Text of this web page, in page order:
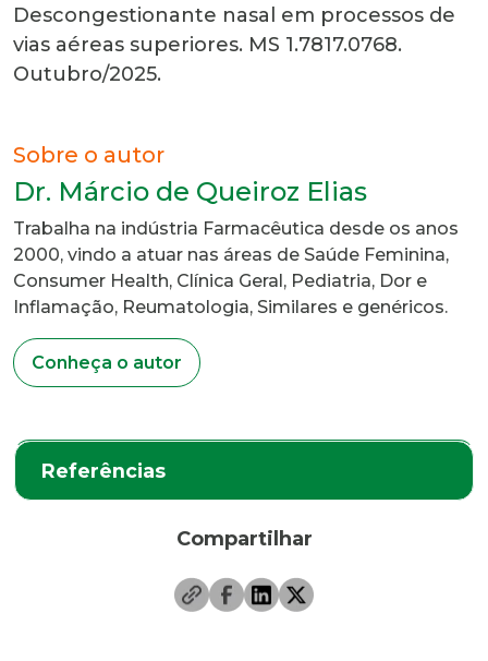
Descongestionante nasal em processos de
vias aéreas superiores. MS 1.7817.0768.
Outubro/2025.
Sobre o autor
Dr. Márcio de Queiroz Elias
Trabalha na indústria Farmacêutica desde os anos
2000, vindo a atuar nas áreas de Saúde Feminina,
Consumer Health, Clínica Geral, Pediatria, Dor e
Inflamação, Reumatologia, Similares e genéricos.
Conheça o autor
Referências
Compartilhar